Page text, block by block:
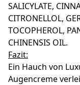
SALICYLATE,
CITRONELLOL,
TOCOPHEROL,
CHINENSIS OIL.
Fazit:
Ein Hauch von
Augencreme